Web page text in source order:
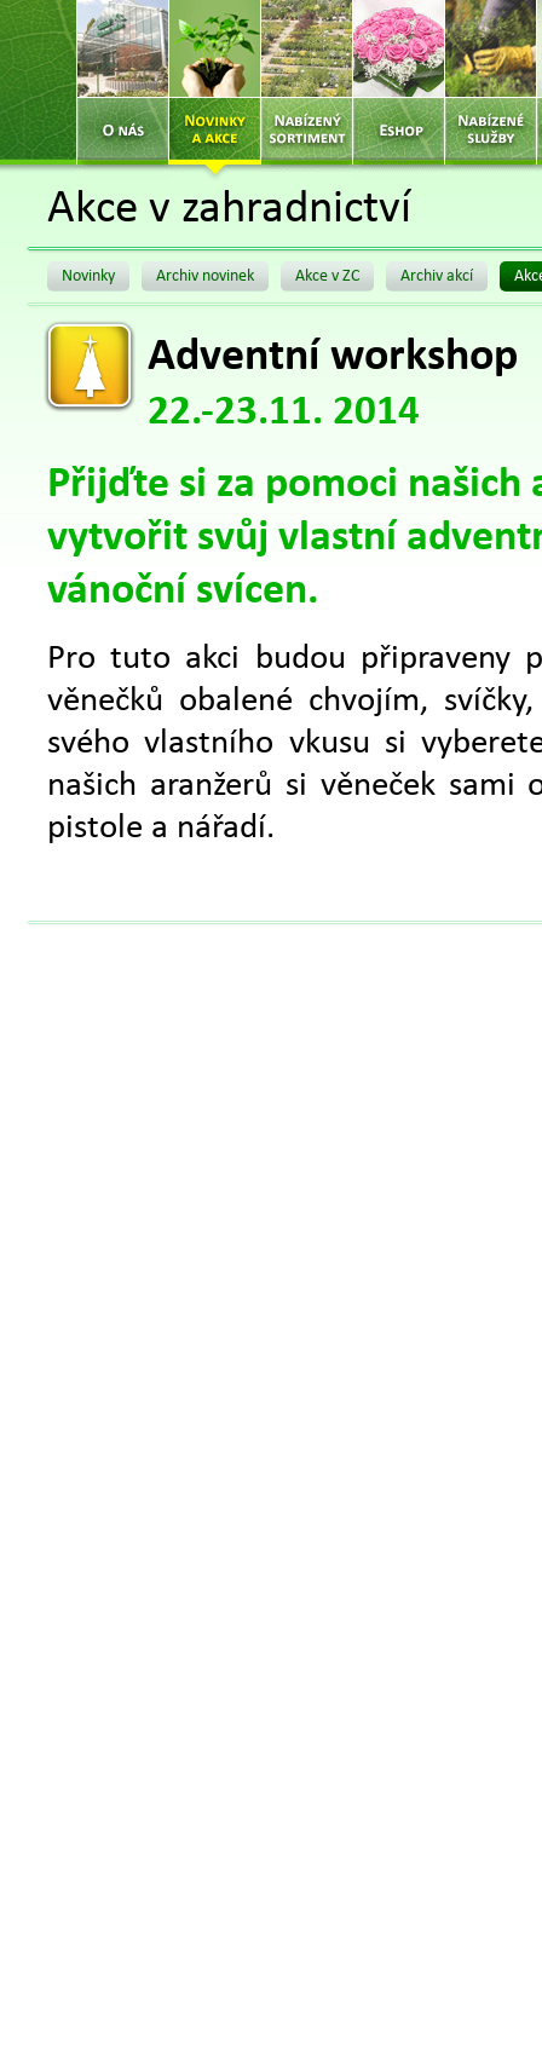
Akce v zahradnictví
Novinky Archiv novinek Akce v ZC Archiv akcí
Adventní workshop
22.-23.11. 2014
Přijďte si za pomoci našich
vytvořit svůj vlastní
vánoční svícen.
Pro tuto akci budou připraveny
věnečků obalené chvojím,
svého vlastního vkusu si
našich aranžerů si věneček
pistole a nářadí.